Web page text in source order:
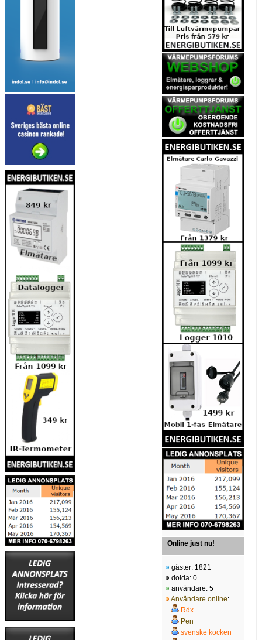
Online just nu!
gäster: 1821
dolda: 0
användare: 5
Användare online:
Rdx
Pen
svenske kocken